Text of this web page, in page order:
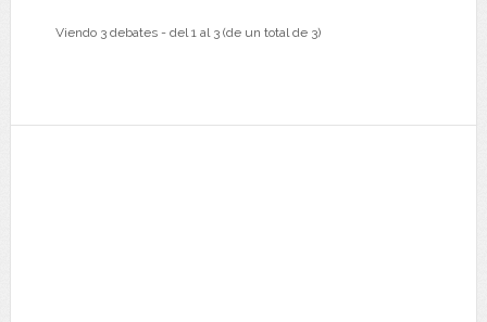
Viendo 3 debates - del 1 al 3 (de un total de 3)